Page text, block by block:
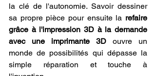
la clé de l'autonomie. Savoir dessiner
sa propre pièce pour ensuite la refaire
grâce à l'impression 3D à la demande
avec une imprimante 3D ouvre un
monde de possibilités qui dépasse la
simple réparation et touche à